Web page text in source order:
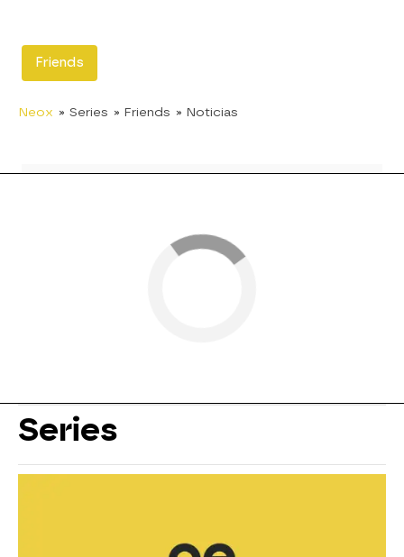
Friends
Neox » Series » Friends » Noticias
Series